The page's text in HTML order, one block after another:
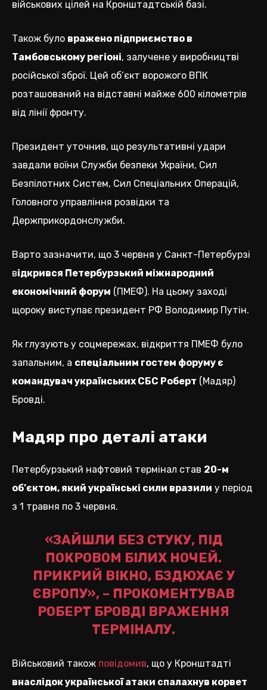
військових цілей на Кронштадтській базі.
Також було вражено підприємство в
Тамбовському регіоні, залучене у виробництві
російської зброї. Цей об’єкт ворожого ВПК
розташований на відставні майже 600 кілометрів
від лінії фронту.
Президент уточнив, що результативні удари
завдали воїни Служби безпеки України, Сил
Безпілотних Систем, Сил Спеціальних Операцій,
Головного управління розвідки та
Держприкордонслужби.
Варто зазначити, що 3 червня у Санкт-Петербурзі
відкрився Петербурзький міжнародний
економічний форум (ПМЕФ). На цьому заході
щороку виступає президент РФ Володимир Путін.
Як глузують у соцмережах, відкриття ПМЕФ було
запальним, а спеціальним гостем форуму є
командувач українських СБС Роберт (Мадяр)
Бровді.
Мадяр про деталі атаки
Петербурзький нафтовий термінал став 20-м
об’єктом, який українські сили вразили у період
з 1 травня по 3 червня.
«ЗАЙШЛИ БЕЗ СТУКУ, ПІД
ПОКРОВОМ БІЛИХ НОЧЕЙ.
ПРИКРИЙ ВІКНО, БЗДЮХАЄ У
ЄВРОПУ», – ПРОКОМЕНТУВАВ
РОБЕРТ БРОВДІ ВРАЖЕННЯ
ТЕРМІНАЛУ.
Військовий також повідомив, що у Кронштадті
внаслідок української атаки спалахнув корвет